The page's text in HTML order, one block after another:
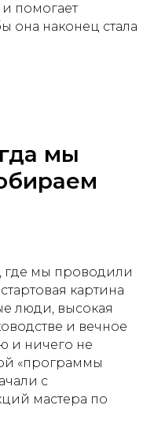
помогает
она наконец стала
мы
где мы проводили
картина
люди, высокая
и вечное
и ничего не
«программы
с
мастера по